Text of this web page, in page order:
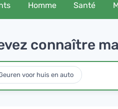
Homme Santé
connaître
voor huis en auto